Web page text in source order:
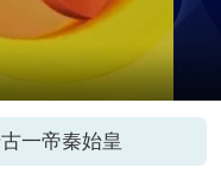
一帝秦始皇